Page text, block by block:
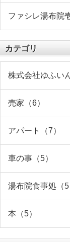
ファシレ湯布院
カテゴリ
株式会社ゆふい
売家（6）
アパート（7）
車の事（5）
湯布院食事処（5
本（5）